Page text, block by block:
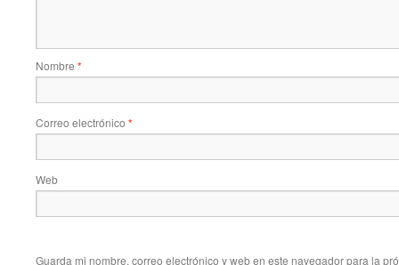
Nombre *
Correo electrónico *
Web
Guarda mi nombre, correo electrónico y web en este navegador para la